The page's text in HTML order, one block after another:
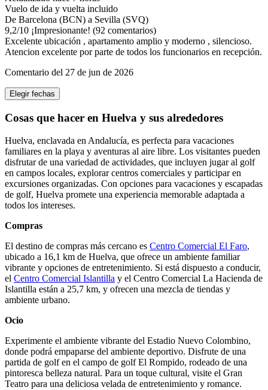
Vuelo de ida y vuelta incluido
De Barcelona (BCN) a Sevilla (SVQ)
9,2/10 ¡Impresionante! (92 comentarios)
Excelente ubicación , apartamento amplio y moderno , silencioso.
Atencion excelente por parte de todos los funcionarios en recepción.
Comentario del 27 de jun de 2026
Elegir fechas
Cosas que hacer en Huelva y sus alrededores
Huelva, enclavada en Andalucía, es perfecta para vacaciones
familiares en la playa y aventuras al aire libre. Los visitantes pueden
disfrutar de una variedad de actividades, que incluyen jugar al golf
en campos locales, explorar centros comerciales y participar en
excursiones organizadas. Con opciones para vacaciones y escapadas
de golf, Huelva promete una experiencia memorable adaptada a
todos los intereses.
Compras
El destino de compras más cercano es Centro Comercial El Faro,
ubicado a 16,1 km de Huelva, que ofrece un ambiente familiar
vibrante y opciones de entretenimiento. Si está dispuesto a conducir,
el Centro Comercial Islantilla y el Centro Comercial La Hacienda de
Islantilla están a 25,7 km, y ofrecen una mezcla de tiendas y
ambiente urbano.
Ocio
Experimente el ambiente vibrante del Estadio Nuevo Colombino,
donde podrá empaparse del ambiente deportivo. Disfrute de una
partida de golf en el campo de golf El Rompido, rodeado de una
pintoresca belleza natural. Para un toque cultural, visite el Gran
Teatro para una deliciosa velada de entretenimiento y romance.